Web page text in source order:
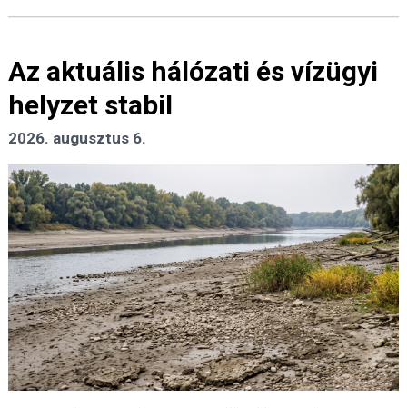
Az aktuális hálózati és vízügyi
helyzet stabil
2026. augusztus 6.